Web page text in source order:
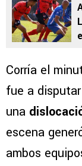
Corría el
fue a
una
escena
ambos